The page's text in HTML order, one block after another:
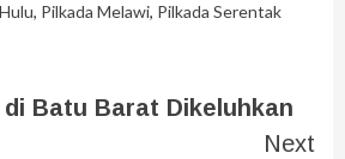
, Pilkada Melawi, Pilkada Serentak
di Batu Barat Dikeluhkan
Next